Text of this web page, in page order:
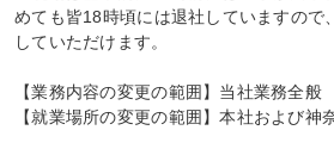
めても皆18時頃には退社していますので
していただけます。
【業務内容の変更の範囲】当社業務全般
【就業場所の変更の範囲】本社および神